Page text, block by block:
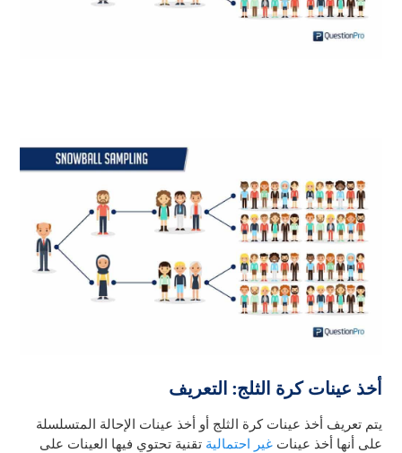
أخذ عينات كرة الثلج: التعريف
يتم تعريف أخذ عينات كرة الثلج أو أخذ عينات الإحالة المتسلسلة
على أنها أخذ عينات غير احتمالية تقنية تحتوي فيها العينات على